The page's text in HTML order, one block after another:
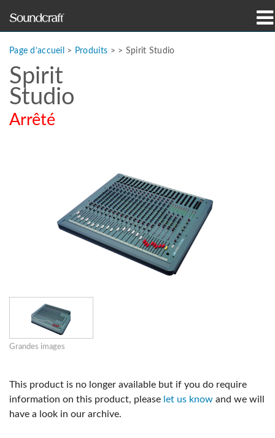
Études de cas et actualités
Où acheter
Page d’accueil > Produits > > Spirit Studio
Spirit
Studio
Arrêté
Grandes images
This product is no longer available but if you do require
information on this product, please let us know and we will
have a look in our archive.